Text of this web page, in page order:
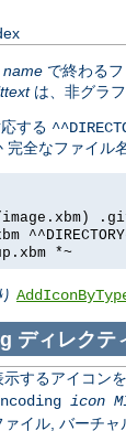
name で終わる
は、非グラフ
する
全なファイル
*~
ディレクテ
示するアイコン
icon
イル, バーチ